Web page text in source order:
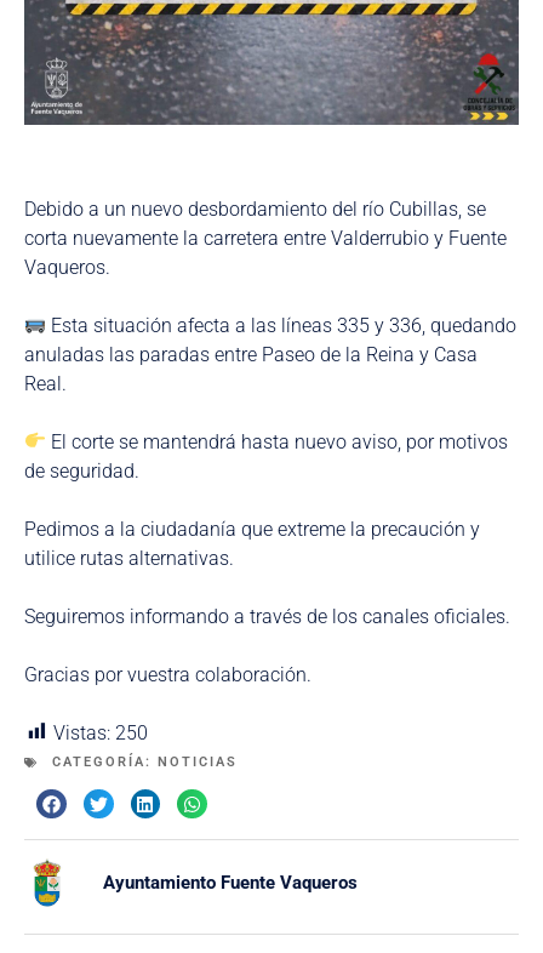
Debido a un nuevo desbordamiento del río Cubillas, se
corta nuevamente la carretera entre Valderrubio y Fuente
Vaqueros.
Esta situación afecta a las líneas 335 y 336, quedando
anuladas las paradas entre Paseo de la Reina y Casa
Real.
El corte se mantendrá hasta nuevo aviso, por motivos
de seguridad.
Pedimos a la ciudadanía que extreme la precaución y
utilice rutas alternativas.
Seguiremos informando a través de los canales oficiales.
Gracias por vuestra colaboración.
Vistas: 250
CATEGORÍA: NOTICIAS
Ayuntamiento Fuente Vaqueros